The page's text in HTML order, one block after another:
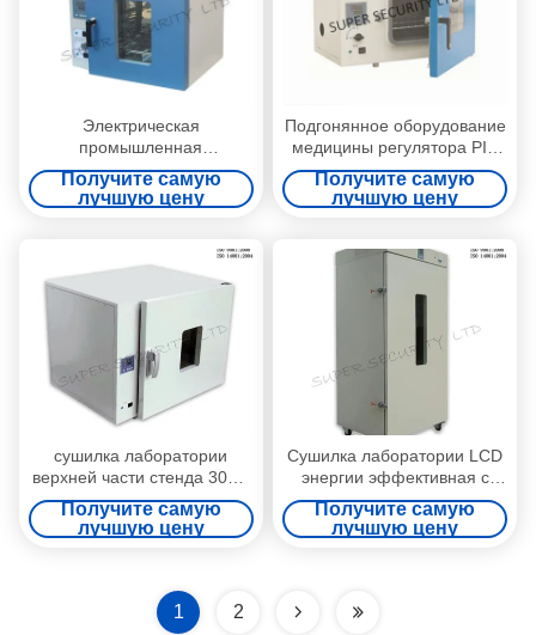
Электрическая
промышленная
нержавеющая сталь
сушилки с вачуумным
насосом
Получите самую
лучшую цену
Подгонянное оборудование
медицины регулятора PID
сушилки верхней части
стенда
Получите самую
лучшую цену
сушилка лаборатории
верхней части стенда 30L с
Programmable регулятором
температуры 750W LCD
Получите самую
лучшую цену
Сушилка лаборатории LCD
энергии эффективная с
RS485 разъемом, 1000L
380V 50Hz
Получите самую
лучшую цену
1 2